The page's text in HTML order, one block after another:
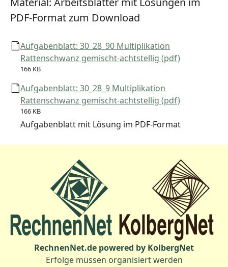
PDF-Format zum Download
Aufgabenblatt: 30_28_90 Multiplikation
Rattenschwanz gemischt-achtstellig (pdf)
166 KB
Aufgabenblatt: 30_28_9 Multiplikation
Rattenschwanz gemischt-achtstellig (pdf)
166 KB
Aufgabenblatt mit Lösung im PDF-Format
RechnenNet.de powered by KolbergNet
Erfolge müssen organisiert werden